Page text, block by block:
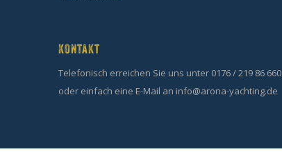
Kontakt
Telefonisch erreichen Sie uns unter 0176 / 219 86 660
oder einfach eine E-Mail an info@arona-yachting.de